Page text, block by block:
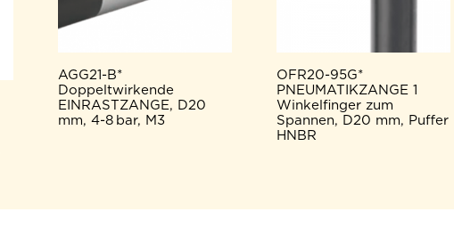
AGG21-B*
Doppeltwirkende
EINRASTZANGE, D20
mm, 4-8 bar, M3
OFR20-95G*
PNEUMATIKZANGE 1
Winkelfinger zum
Spannen, D20 mm, Puffer
HNBR